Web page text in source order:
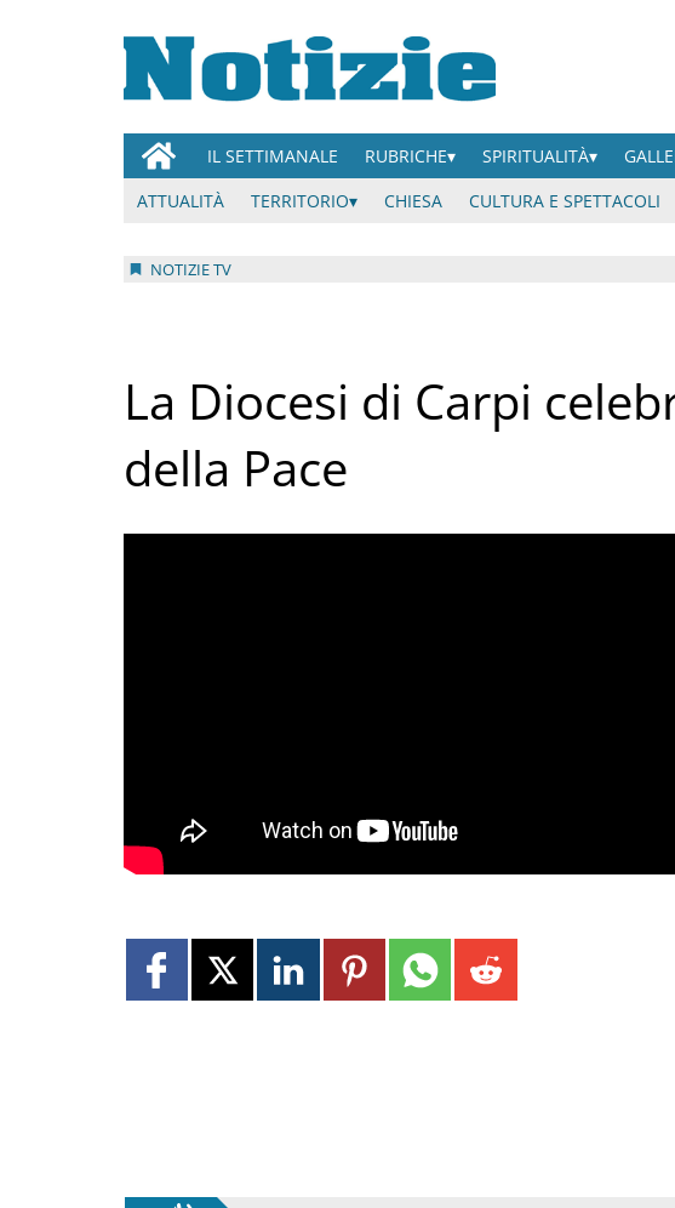
IL SETTIMANALE RUBRICHE SPIRITUALITÀ
ATTUALITÀ
TERRITORIO CHIESA CULTURA E SPETTACOLI
NOTIZIE TV
La Diocesi di Carpi
della Pace